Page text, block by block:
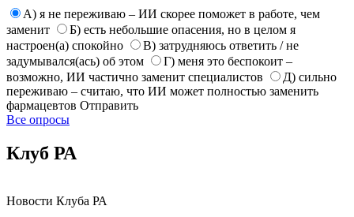
А) я не переживаю – ИИ скорее поможет в работе, чем
заменит
Б) есть небольшие опасения, но в целом я
настроен(а) спокойно
В) затрудняюсь ответить / не
задумывался(ась) об этом
Г) меня это беспокоит –
возможно, ИИ частично заменит специалистов
Д) сильно
переживаю – считаю, что ИИ может полностью заменить
фармацевтов Отправить
Все опросы
Клуб РА
Новости Клуба РА